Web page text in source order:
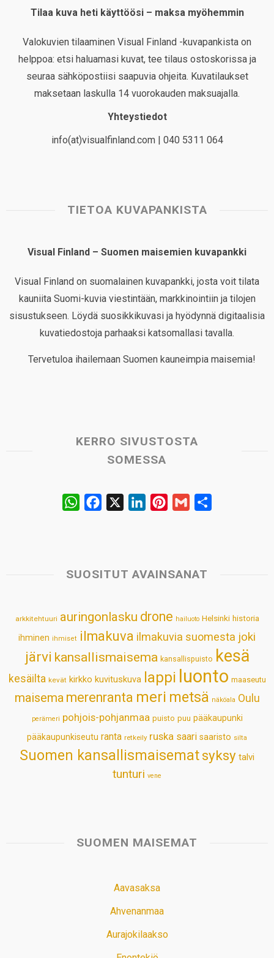
Tilaa kuva heti käyttöösi – maksa myöhemmin
Valokuvien tilaaminen Visual Finland -kuvapankista on
helppoa: etsi haluamasi kuvat, tee tilaus ostoskorissa ja
seuraa sähköpostiisi saapuvia ohjeita. Kuvatilaukset
maksetaan laskulla 14 vuorokauden maksuajalla.
Yhteystiedot
info(at)visualfinland.com | 040 5311 064
TIETOA KUVAPANKISTA
Visual Finland – Suomen maisemien kuvapankki
Visual Finland on suomalainen kuvapankki, josta voit tilata
kauniita Suomi-kuvia viestintään, markkinointiin ja tilojen
sisustukseen. Löydä suosikkikuvasi ja hyödynnä digitaalisia
kuvatiedostoja parhaaksi katsomallasi tavalla.
Tervetuloa ihailemaan Suomen kauneimpia maisemia!
KERRO SIVUSTOSTA
SOMESSA
W
s
p
b
k
e
n
e
s
t
l
SUOSITUT AVAINSANAT
arkkitehtuuri auringonlasku drone hailuoto Helsinki historia
ihminen ihmiset ilmakuva ilmakuvia suomesta joki
järvi kansallismaisema kansallispuisto kesä
kesäilta kevät kirkko kuvituskuva lappi luonto maaseutu
maisema merenranta meri metsä näköala Oulu
perämeri pohjois-pohjanmaa puisto puu pääkaupunki
pääkaupunkiseutu ranta retkeily ruska saari saaristo silta
Suomen kansallismaisematsyksy talvi
tunturi vene
SUOMEN MAISEMAT
Aavasaksa
Ahvenanmaa
Aurajokilaakso